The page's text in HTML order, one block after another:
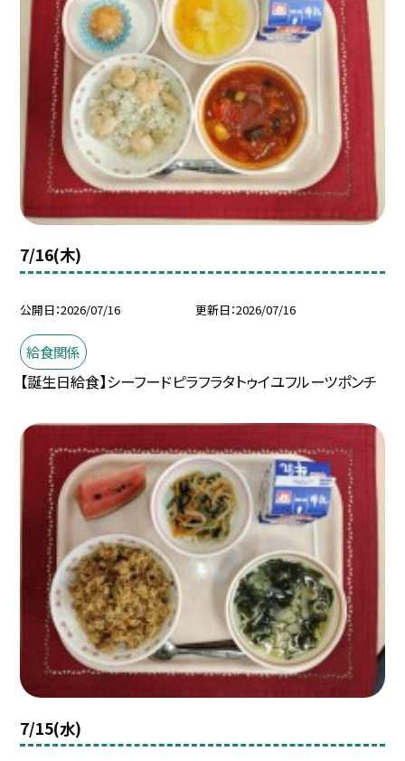
7/16(木)
公開日 2026/07/16 更新日 2026/07/16
給食関係
【誕生日給食】シーフードピラフラタトゥイユフルーツポンチ
7/15(水)